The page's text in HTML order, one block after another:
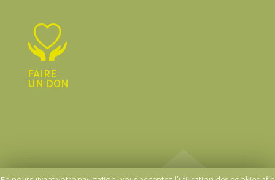
FAIRE
UN DON
© La Logitude 2020 |Conception graphique et développement :